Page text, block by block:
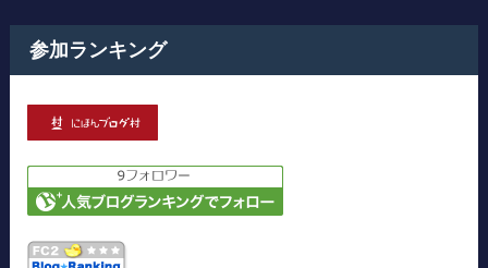
参加ランキング